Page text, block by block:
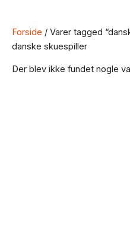
Forside / Varer tagged
danske skuespiller
Der blev ikke fundet nogle